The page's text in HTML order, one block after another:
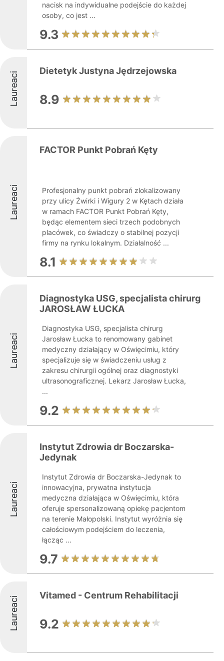
nacisk na indywidualne podejście do każdej
osoby, co jest ...
9.3
Laureaci Dietetyk Justyna Jędrzejowska
8.9
Laureaci
FACTOR Punkt Pobrań Kęty
Profesjonalny punkt pobrań zlokalizowany
przy ulicy Żwirki i Wigury 2 w Kętach działa
w ramach FACTOR Punkt Pobrań Kęty,
będąc elementem sieci trzech podobnych
placówek, co świadczy o stabilnej pozycji
firmy na rynku lokalnym. Działalność ...
8.1
Laureaci
Diagnostyka USG, specjalista chirurg
JAROSŁAW ŁUCKA
Diagnostyka USG, specjalista chirurg
Jarosław Łucka to renomowany gabinet
medyczny działający w Oświęcimiu, który
specjalizuje się w świadczeniu usług z
zakresu chirurgii ogólnej oraz diagnostyki
ultrasonograficznej. Lekarz Jarosław Łucka,
...
9.2
Laureaci
Instytut Zdrowia dr Boczarska-
Jedynak
Instytut Zdrowia dr Boczarska-Jedynak to
innowacyjna, prywatna instytucja
medyczna działająca w Oświęcimiu, która
oferuje spersonalizowaną opiekę pacjentom
na terenie Małopolski. Instytut wyróżnia się
całościowym podejściem do leczenia,
łącząc ...
9.7
Laureaci Vitamed - Centrum Rehabilitacji
9.2